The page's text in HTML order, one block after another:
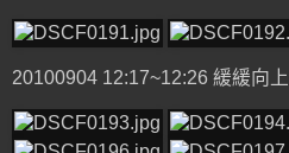
20100904 12:17~12:26 緩緩向上